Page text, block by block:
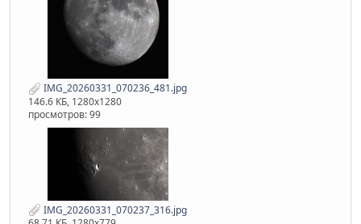
IMG_20260331_070236_481.jpg
146.6 КБ, 1280x1280
просмотров: 99
IMG_20260331_070237_316.jpg